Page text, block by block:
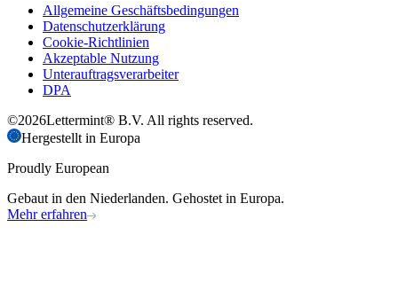
Allgemeine Geschäftsbedingungen
Datenschutzerklärung
Cookie-Richtlinien
Akzeptable Nutzung
Unterauftragsverarbeiter
DPA
©2026Lettermint® B.V. All rights reserved.
Hergestellt in Europa
Proudly European
Gebaut in den Niederlanden. Gehostet in Europa.
Mehr erfahren